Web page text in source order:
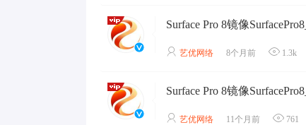
艺优网络 8个月前 1.3k
艺优网络 11个月前 761